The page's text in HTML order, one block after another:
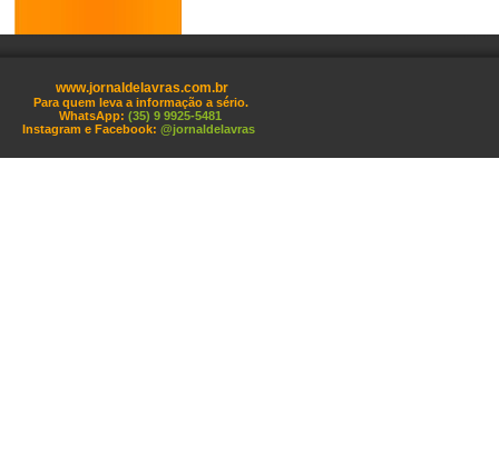
www.jornaldelavras.com.br
Para quem leva a informação a sério.
WhatsApp: (35) 9 9925-5481
Instagram e Facebook: @jornaldelavras